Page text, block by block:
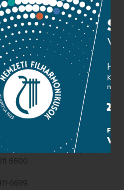
Marcell u. 1. (Müpa)
6600
6699